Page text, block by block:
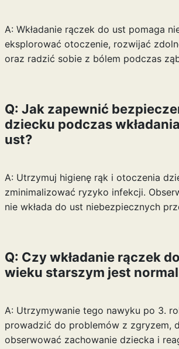
A: Wkładanie rączek do ust pomaga
eksplorować otoczenie, rozwijać
oraz radzić sobie z bólem podczas
Q: Jak zapewnić
dziecku podczas
ust?
A: Utrzymuj higienę rąk i otoczenia
zminimalizować ryzyko infekcji.
nie wkłada do ust niebezpiecznych
Q: Czy wkładanie rączek
wieku starszym jest
A: Utrzymywanie tego nawyku po 3.
prowadzić do problemów z zgryzem,
obserwować zachowanie dziecka i